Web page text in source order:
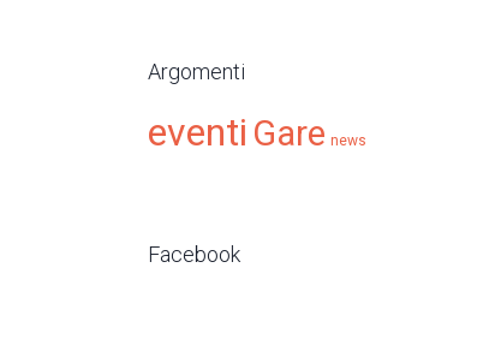
Argomenti
eventi Gare news
Facebook